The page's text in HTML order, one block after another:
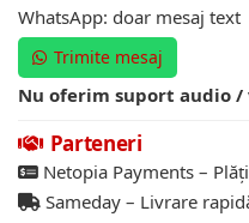
WhatsApp: doar mesaj text
Trimite mesaj
Nu oferim suport audio /
Parteneri
Netopia Payments –
Sameday – Livrare